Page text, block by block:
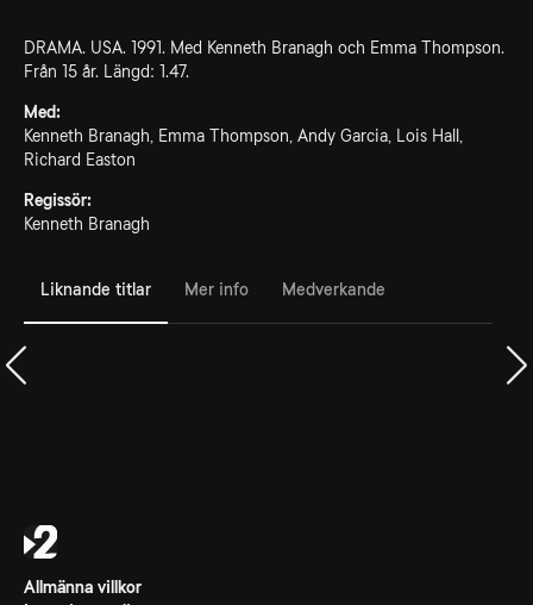
DRAMA. USA. 1991. Med Kenneth Branagh och Emma Thompson.
Från 15 år. Längd: 1.47.
Med:
Kenneth Branagh, Emma Thompson, Andy Garcia, Lois Hall,
Richard Easton
Regissör:
Kenneth Branagh
Liknande titlar Mer info Medverkande
Allmänna villkor